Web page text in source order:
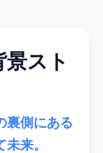
スト
裏側にある
来。